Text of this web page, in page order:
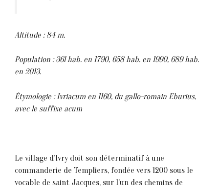
Altitude : 84 m.
Population : 36l hab. en 1790, 658 hab. en 1990, 689 hab.
en 2013.
Étymologie : Ivriacum en 1160, du gallo-romain Eburius,
avec le suffixe acum
Le village d’Ivry doit son déterminatif à une
commanderie de Templiers, fondée vers 1200 sous le
vocable de saint Jacques, sur l’un des chemins de